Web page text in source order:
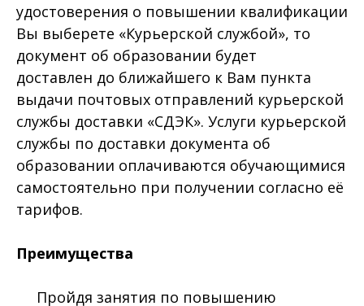
удостоверения о повышении квалификации
Вы выберете «Курьерской службой», то
документ об образовании будет
доставлен до ближайшего к Вам пункта
выдачи почтовых отправлений курьерской
службы доставки «СДЭК». Услуги курьерской
службы по доставки документа об
образовании оплачиваются обучающимися
самостоятельно при получении согласно её
тарифов.
Преимущества
Пройдя занятия по повышению